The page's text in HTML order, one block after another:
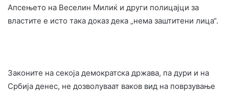
Апсењето на Веселин Милиќ и други полицајци за
властите е исто така доказ дека „нема заштитени лица“.
Законите на секоја демократска држава, па дури и на
Србија денес, не дозволуваат ваков вид на поврзување